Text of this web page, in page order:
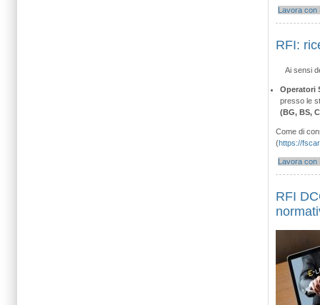
Lavora con
RFI:
Ai sensi
Operatori
presso le
(BG, BS,
Come di
(https://
Lavora con
RFI